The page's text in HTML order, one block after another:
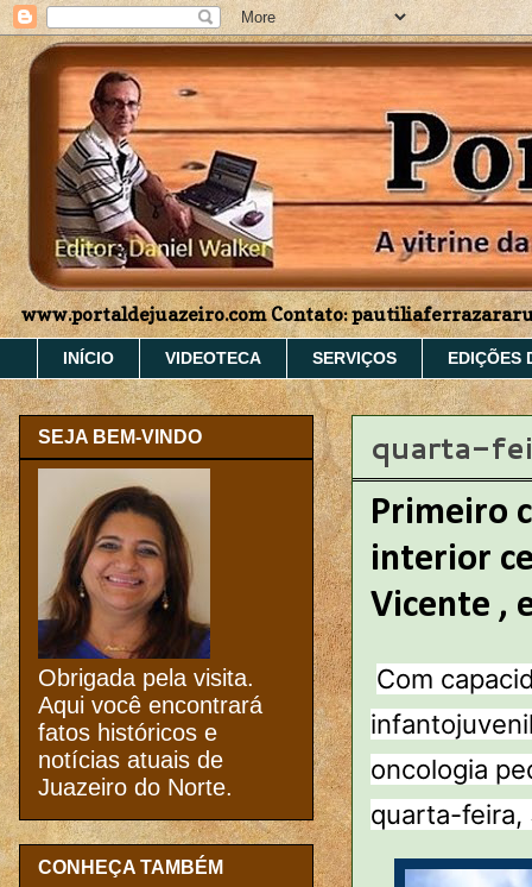
www.portaldejuazeiro.com Contato:
INÍCIO VIDEOTECA SERVIÇOS EDIÇÕES
quarta-
Primeiro
interior
Vicente ,
Com
oncologia
quarta-feira,
SEJA BEM-VINDO
Obrigada pela visita.
Aqui você encontrará
fatos históricos e
notícias atuais de
Juazeiro do Norte.
CONHEÇA TAMBÉM